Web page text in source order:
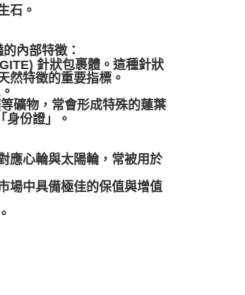
石。
內部特徵：
針狀包裹體。這種針狀
然特徵的重要指標。
礦物，常會形成特殊的蓮葉
身份證」。
應心輪與太陽輪，常被用於
場中具備極佳的保值與增值